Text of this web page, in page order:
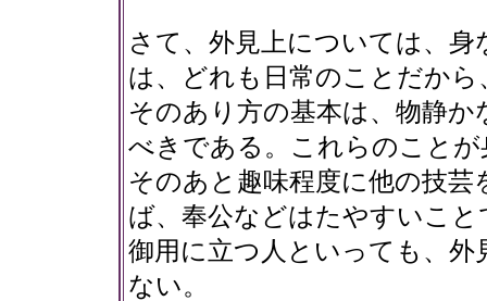
さて、外見上については、
は、どれも日常のことだか
そのあり方の基本は、物静
べきである。これらのこと
そのあと趣味程度に他の技
ば、奉公などはたやすいこ
御用に立つ人といっても、
ない。